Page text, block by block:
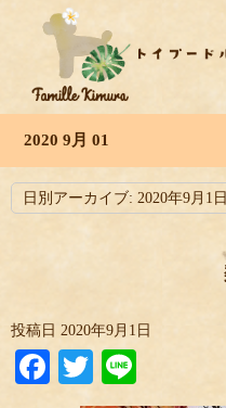
2020 9月 01
日別アーカイブ: 2020年9月1日
投稿日 2020年9月1日
Facebook
Twitter